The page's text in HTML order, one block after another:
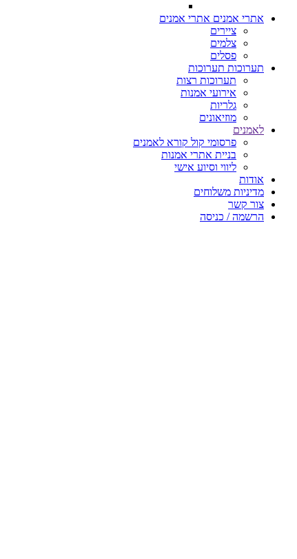
אתרי אמנים אתרי אמנים
ציירים
צלמים
פסלים
תערוכות תערוכות
תערוכות רצות
אירועי אמנות
גלריות
מוזיאונים
לאמנים
פרסומי קול קורא לאמנים
בניית אתרי אמנות
ליווי וסיוע אישי
אודות
מדיניות משלוחים
צור קשר
הרשמה / כניסה